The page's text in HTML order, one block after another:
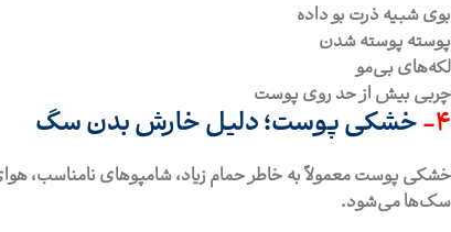
بوی شبیه ذرت بو داده
پوسته پوسته شدن
لکه‌های بی‌مو
چربی بیش از حد روی پوست
4- خشکی پوست؛ دلیل خارش بدن سگ
خشکی پوست معمولاً به خاطر حمام زیاد، شامپوهای نامناسب،
سگ‌ها می‌شود.